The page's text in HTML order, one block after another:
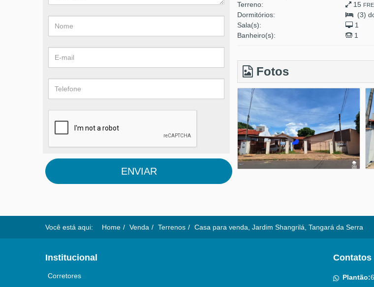
ENVIAR
Terreno:
15
Dormitórios:
(3)
Sala(s):
1
Banheiro(s):
1
Fotos
Você está aqui: Home Venda Terrenos Casa para venda, Jardim Shangrilá, Tangará da Serra
Institucional
Corretores
Contatos
Plantão: